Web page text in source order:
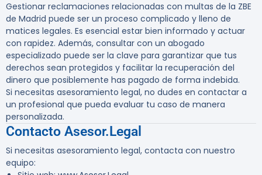
Gestionar reclamaciones relacionadas con multas de la ZBE
de Madrid puede ser un proceso complicado y lleno de
matices legales. Es esencial estar bien informado y actuar
con rapidez. Además, consultar con un abogado
especializado puede ser la clave para garantizar que tus
derechos sean protegidos y facilitar la recuperación del
dinero que posiblemente has pagado de forma indebida.
Si necesitas asesoramiento legal, no dudes en contactar a
un profesional que pueda evaluar tu caso de manera
personalizada.
Contacto Asesor.Legal
Si necesitas asesoramiento legal, contacta con nuestro
equipo: